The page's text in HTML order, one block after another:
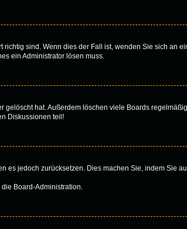
sind. Wenn dies der Fall ist, wenden Sie sich an
ein Administrator lösen muss.
hat. Außerdem löschen viele Boards
Diskussionen teil!
jedoch zurücksetzen. Dies machen Sie, indem Sie
Board-Administration.